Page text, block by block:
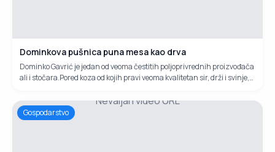
Dominkova pušnica puna mesa kao drva
Dominko Gavrić je jedan od veoma čestitih poljoprivrednih proizvođača
ali i stočara.Pored koza od kojih pravi veoma kvalitetan sir, drži i svinje,
prodao je za sedam dana. Da je imao još pet tona, kaže, sve bi prodao.
Nevaljan video URL
Gospodarstvo